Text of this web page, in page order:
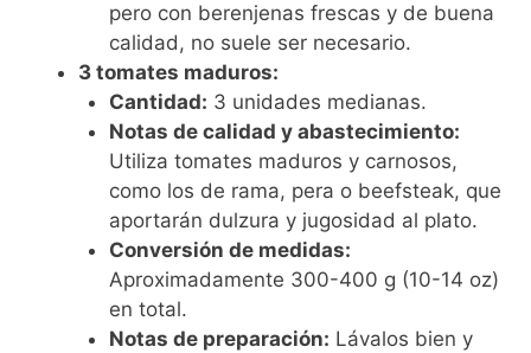
pero con berenjenas frescas y de buena
calidad, no suele ser necesario.
3 tomates maduros:
Cantidad: 3 unidades medianas.
Notas de calidad y abastecimiento:
Utiliza tomates maduros y carnosos,
como los de rama, pera o beefsteak, que
aportarán dulzura y jugosidad al plato.
Conversión de medidas:
Aproximadamente 300-400 g (10-14 oz)
en total.
Notas de preparación: Lávalos bien y